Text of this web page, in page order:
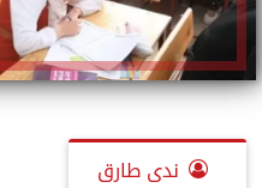
ندى طارق